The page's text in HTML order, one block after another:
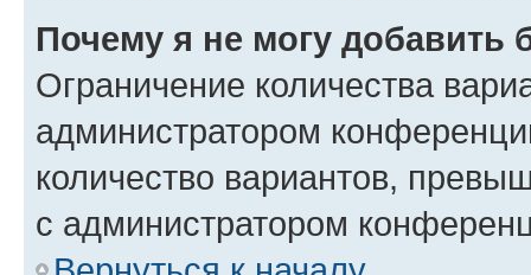
Почему я не могу добавить
Ограничение количества
администратором
количество вариантов,
с администратором